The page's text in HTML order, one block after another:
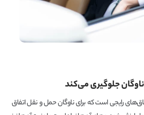
جلوگیری می‌کند
رایجی است که برای ناوگان حمل و نقل اتفاق